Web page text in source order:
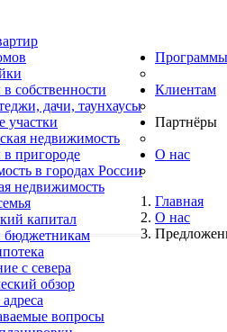
собственности
дачи, таунхаусы
участки
недвижимость
пригороде
в городах России
недвижимость
Программы
капитал
бюджетникам
с севера
Клиентам
обзор
вопросы
Партнёры
О нас
Главная
О нас